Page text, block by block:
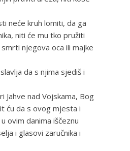
neće kruh lomiti, da ga
niti će mu tko pružiti
njegova oca ili majke
da s njima sjediš i
Jahve nad Vojskama, Bog
ću da s ovog mjesta i
ovim danima iščeznu
i glasovi zaručnika i